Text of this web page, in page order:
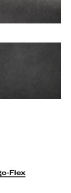
Flex